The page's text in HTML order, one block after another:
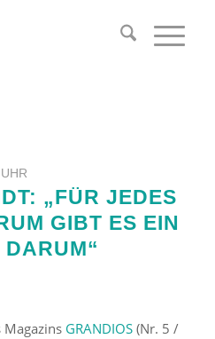
„FÜR JEDES
GIBT ES EIN
Magazins GRANDIOS(Nr. 5 /